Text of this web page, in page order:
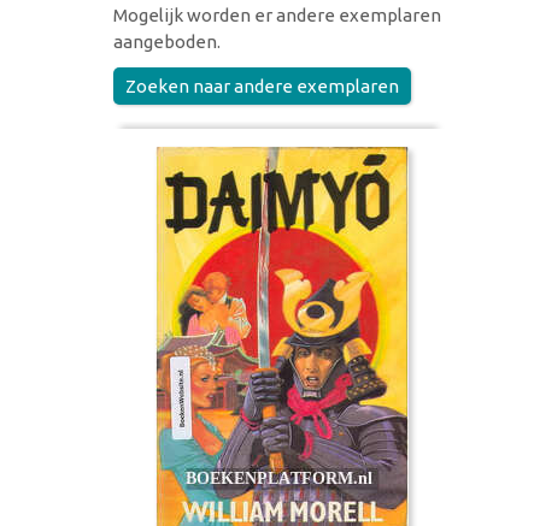
Mogelijk worden er andere exemplaren
aangeboden.
Zoeken naar andere exemplaren